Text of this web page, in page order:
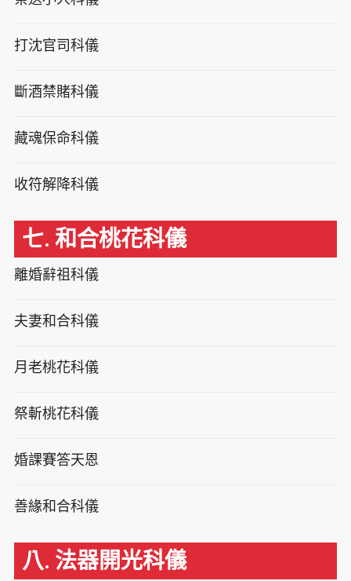
打沈官司科儀
斷酒禁賭科儀
藏魂保命科儀
收符解降科儀
七. 和合桃花科儀
離婚辭祖科儀
夫妻和合科儀
月老桃花科儀
祭斬桃花科儀
婚課賽答天恩
善緣和合科儀
八. 法器開光科儀